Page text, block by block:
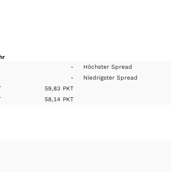
- Höchster Spread
- Niedrigster Spread
59,83 PKT
58,14 PKT